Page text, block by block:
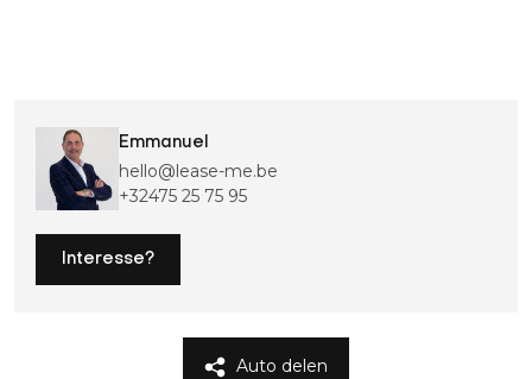
Emmanuel
hello@lease-me.be
+32475 25 75 95
Interesse?
Auto delen